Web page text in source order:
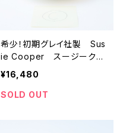
希少！初期グレイ社製 Sus
ie Cooper スージークー
パー Grays 1928年
手描き アールデコアンテ
ィークカップ＆ソーサー
¥16,480
SOLD OUT